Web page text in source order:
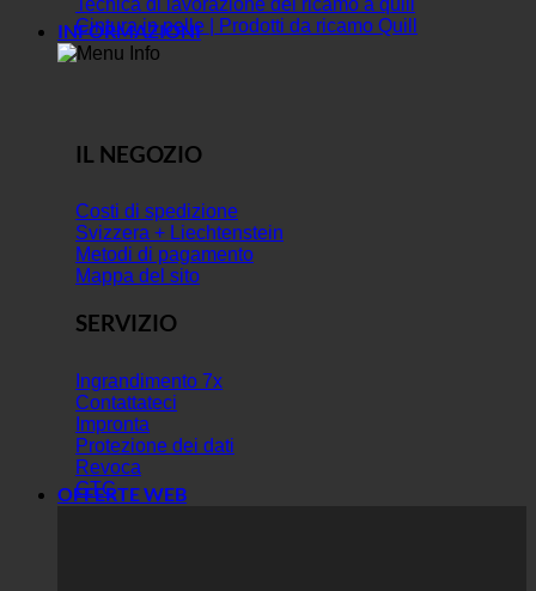
Cintura in pelle | Prodotti da ricamo Quill
INFORMAZIONI
IL NEGOZIO
Costi di spedizione
Svizzera + Liechtenstein
Metodi di pagamento
Mappa del sito
SERVIZIO
Ingrandimento 7x
Contattateci
Impronta
Protezione dei dati
Revoca
GTC
OFFERTE WEB